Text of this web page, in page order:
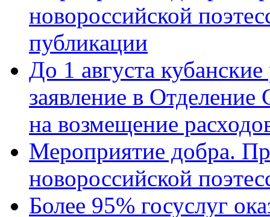
новороссийской
публикации
До 1 августа
заявление в
на возмещение
Мероприятие добра.
новороссийской
Более 95% госуслуг